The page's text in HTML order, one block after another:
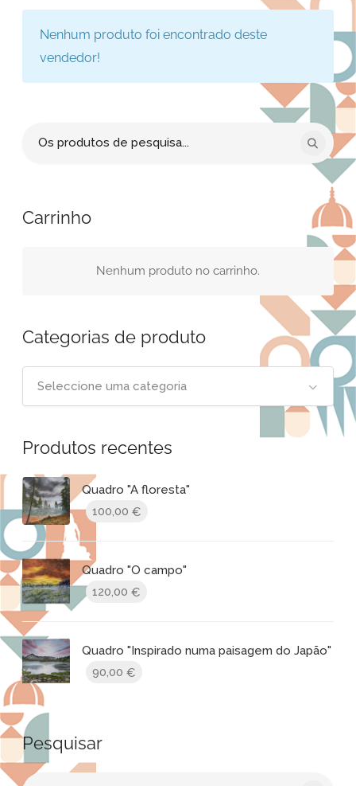
Nenhum produto foi encontrado deste
vendedor!
Carrinho
Nenhum produto no carrinho.
Categorias de produto
Seleccione uma categoria
Produtos recentes
Quadro "A floresta"
100,00€
Quadro "O campo"
120,00€
Quadro "Inspirado numa paisagem do Japão"
90,00€
Pesquisar
Procurar